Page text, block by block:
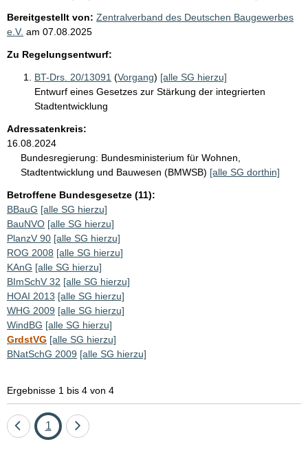
Bereitgestellt von: Zentralverband des Deutschen Baugewerbes
e.V. am 07.08.2025
Zu Regelungsentwurf:
BT-Drs. 20/13091 (Vorgang) [alle SG hierzu]
Entwurf eines Gesetzes zur Stärkung der integrierten
Stadtentwicklung
Adressatenkreis:
16.08.2024
Bundesregierung: Bundesministerium für Wohnen,
Stadtentwicklung und Bauwesen (BMWSB) [alle SG dorthin]
Betroffene Bundesgesetze (11):
BBauG [alle SG hierzu]
BauNVO [alle SG hierzu]
PlanzV 90 [alle SG hierzu]
ROG 2008 [alle SG hierzu]
KAnG [alle SG hierzu]
BImSchV 32 [alle SG hierzu]
HOAI 2013 [alle SG hierzu]
WHG 2009 [alle SG hierzu]
WindBG [alle SG hierzu]
GrdstVG [alle SG hierzu]
BNatSchG 2009 [alle SG hierzu]
Ergebnisse 1 bis 4 von 4
EineSeite
1
Eine